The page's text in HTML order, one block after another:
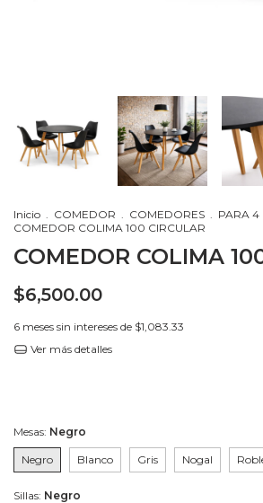
Inicio . COMEDOR . COMEDORES . PARA 4
COMEDOR COLIMA 100 CIRCULAR
COMEDOR COLIMA
$6,500.00
6 meses sin intereses de $1,083.33
Ver más detalles
Mesas: Negro
Negro Blanco Gris Nogal
Sillas: Negro